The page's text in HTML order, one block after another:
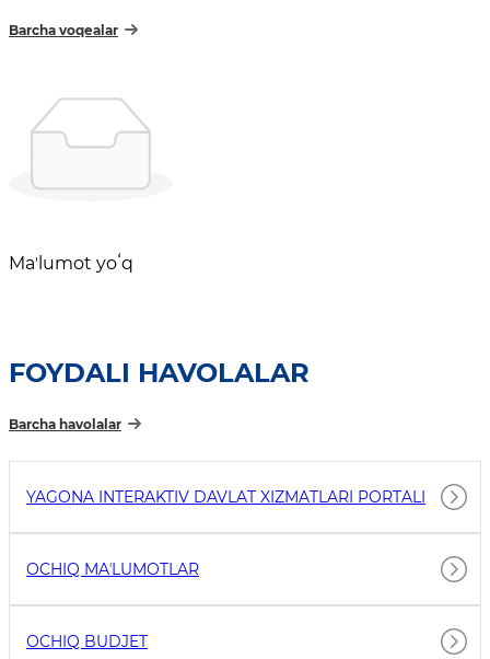
Barcha voqealar
Maʼlumot yoʻq
FOYDALI HAVOLALAR
Barcha havolalar
YAGONA INTERAKTIV DAVLAT XIZMATLARI PORTALI
OCHIQ MAʼLUMOTLAR
OCHIQ BUDJET